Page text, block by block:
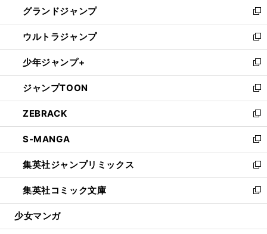
で
開
く
ド
ウ
で
開
く
ィ
ン
ド
ウ
で
開
く
い
ウ
ィ
ン
ド
ウ
で
開
く
グランドジャンプ
新
し
い
ウ
ィ
ン
ド
ウ
で
開
く
ウルトラジャンプ
新
し
い
ウ
ィ
ン
ド
ウ
で
開
く
少年ジャンプ+
新
し
い
ウ
ィ
ン
ド
ウ
で
開
く
ジャンプTOON
新
し
い
ウ
ィ
ン
ド
ウ
で
開
ZEBRACK
新
し
い
ウ
ィ
ン
ド
ウ
開
S-MANGA
新
し
い
ウ
ィ
ン
ウ
集英社ジャンプリミックス
新
し
い
ウ
ン
集英社コミック文庫
新
し
ウ
少女マンガ